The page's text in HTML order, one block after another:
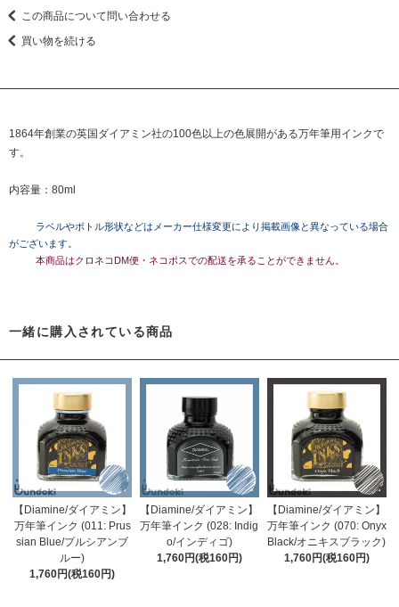
この商品について問い合わせる
買い物を続ける
1864年創業の英国ダイアミン社の100色以上の色展開がある万年筆用インクで
す。
内容量：80ml
ラベルやボトル形状などはメーカー仕様変更により掲載画像と異なっている場合
がございます。
本商品はクロネコDM便・ネコポスでの配送を承ることができません。
一緒に購入されている商品
【Diamine/ダイアミン】
万年筆インク (011: Prus
sian Blue/プルシアンブ
ルー)
1,760円(税160円)
【Diamine/ダイアミン】
万年筆インク (028: Indig
o/インディゴ)
1,760円(税160円)
【Diamine/ダイアミン】
万年筆インク (070: Onyx
Black/オニキスブラック)
1,760円(税160円)